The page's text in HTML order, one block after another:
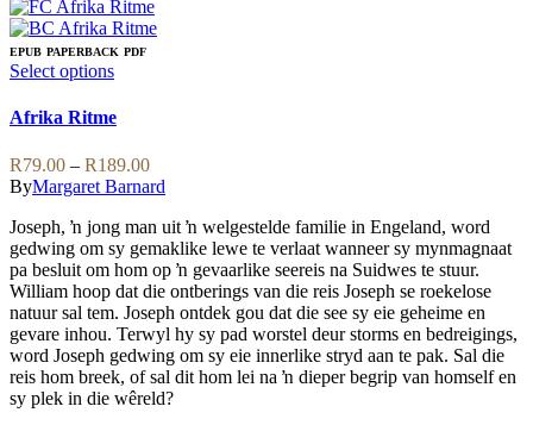
the
product
page
product
has
multiple
variants.
options
be
chosen
on
the
product
page
EPUB PAPERBACK PDF
Select optionsThis
has
variants.
The
options
may
be
chosen
on
the
product
page
Afrika Ritme
R79.00 – R189.00Price
range:
through
R189.00
ByMargaret Barnard
Joseph, ŉ jong man uit ŉ welgestelde familie in Engeland, word
gedwing om sy gemaklike lewe te verlaat wanneer sy mynmagnaat
pa besluit om hom op ŉ gevaarlike seereis na Suidwes te stuur.
William hoop dat die ontberings van die reis Joseph se roekelose
natuur sal tem. Joseph ontdek gou dat die see sy eie geheime en
gevare inhou. Terwyl hy sy pad worstel deur storms en bedreigings,
word Joseph gedwing om sy eie innerlike stryd aan te pak. Sal die
reis hom breek, of sal dit hom lei na ŉ dieper begrip van homself en
sy plek in die wêreld?